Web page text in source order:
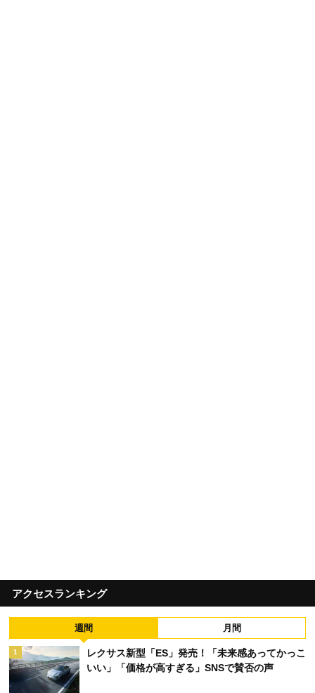
アクセスランキング
週間 月間
1
レクサス新型「ES」発売！「未来感あってかっこ
いい」「価格が高すぎる」SNSで賛否の声